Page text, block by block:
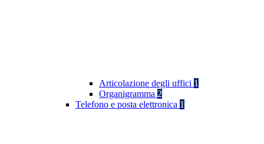
Articolazione degli uffici 1
Organigramma 2
Telefono e posta elettronica 1